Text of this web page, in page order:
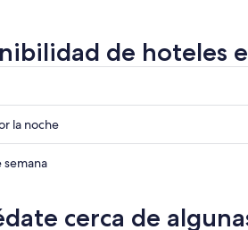
de hoteles
la noche
semana
cerca de